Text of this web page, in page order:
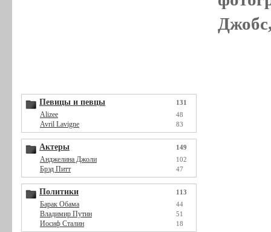
Певицы и певцы 131
Alizee 48
Avril Lavigne 83
Актеры 149
Анджелина Джоли 102
Брэд Питт 47
Политики 113
Барак Обама 44
Владимир Путин 51
Иосиф Сталин 18